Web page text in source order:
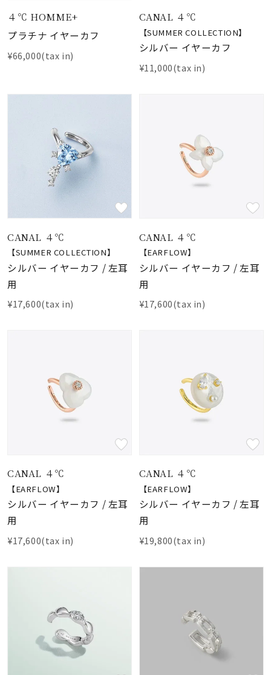
４℃ HOMME+
プラチナ イヤーカフ
¥66,000(tax in)
CANAL ４℃
【SUMMER COLLECTION】
シルバー イヤーカフ
¥11,000(tax in)
CANAL ４℃
【SUMMER COLLECTION】
シルバー イヤーカフ / 左耳
用
¥17,600(tax in)
CANAL ４℃
【EARFLOW】
シルバー イヤーカフ / 左耳
用
¥17,600(tax in)
CANAL ４℃
【EARFLOW】
シルバー イヤーカフ / 左耳
用
¥17,600(tax in)
CANAL ４℃
【EARFLOW】
シルバー イヤーカフ / 左耳
用
¥19,800(tax in)